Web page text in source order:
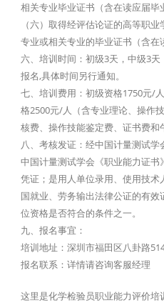
相关专业毕业证书（含在读应届毕
（六）取得经评估论证的高等职
专业或相关专业的毕业证书（含在
六、培训时间：初级3天，中级3
报名,具体时间另行通知。
七、培训费用：初级资格1750元/
格2500元/人（含专业理论、操作
核费、操作技能鉴定费、证书费和
八、考核发证：经中国计量测试
中国计量测试学会《职业能力证
凭证；是用人单位录用、使用技
国就业、劳务输出法律公证的有
位资格是否符合的条件之一。
九、报名事宜：
培训地址：深圳市福田区八卦路
报名联系：详情请咨询客服经理
这里是化学检验员职业能力评价培